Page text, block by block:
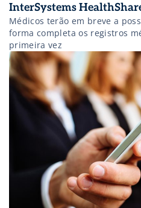
InterSystems
Médicos terão em breve a
forma completa os registros
primeira vez